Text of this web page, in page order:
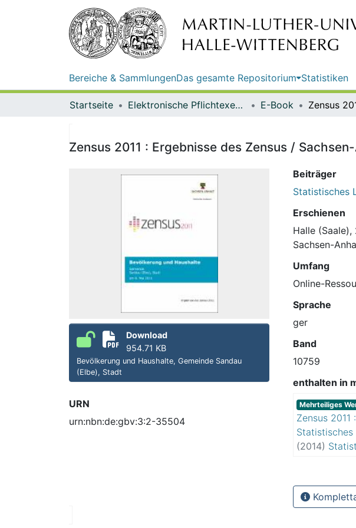
Bereiche & SammlungenDas gesamte Repositorium Statistiken
Startseite Elektronische Pflichtexemplare E-Book
Zensus 2011 : Ergebnisse des Zensus /
Download
954.71 KB
Bevölkerung und Haushalte, Gemeinde Sandau
(Elbe), Stadt
URN
urn:nbn:de:gbv:3:2-35504
Beiträger
Statistisches
Erschienen
Halle (Saale),
Sachsen-
Umfang
Online-
Sprache
ger
Band
10759
enthalten in
Mehrteiliges
Zensus
Statistisches
(2014)